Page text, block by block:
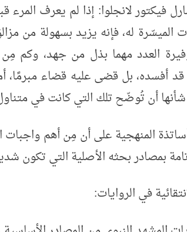
فيكتور لانجلوا: إذا لم يعرف
الميسّرة له، فإنه يزيد بسهولة من
العدد مهما بذل من جهد، وكم
قد أفسده، بل قضى عليه قضاء
أن تُوضّح تلك التي كانت في
المنهجية على أن مِن أهم
بمصادر بحثه الأصلية التي تكون
في الروايات: